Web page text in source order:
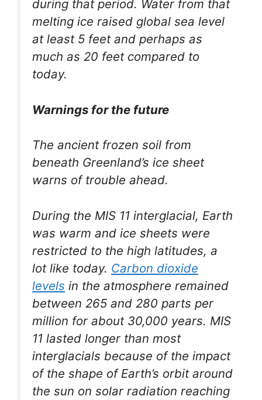
during that period. Water from that
melting ice raised global sea level
at least 5 feet and perhaps as
much as 20 feet compared to
today.
Warnings for the future
The ancient frozen soil from
beneath Greenland’s ice sheet
warns of trouble ahead.
During the MIS 11 interglacial, Earth
was warm and ice sheets were
restricted to the high latitudes, a
lot like today. Carbon dioxide
levels in the atmosphere remained
between 265 and 280 parts per
million for about 30,000 years. MIS
11 lasted longer than most
interglacials because of the impact
of the shape of Earth’s orbit around
the sun on solar radiation reaching